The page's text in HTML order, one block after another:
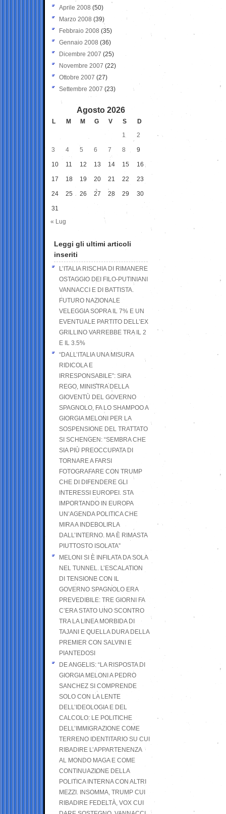
Aprile 2008 (50)
Marzo 2008 (39)
Febbraio 2008 (35)
Gennaio 2008 (36)
Dicembre 2007 (25)
Novembre 2007 (22)
Ottobre 2007 (27)
Settembre 2007 (23)
Agosto 2026
L M M G V S
D
1
2
3 4 5 6 7 8 9
10 11 12 13 14 15 16
17 18 19 20 21 22 23
24 25 26 27 28 29 30
31
« Lug
Leggi gli ultimi articoli
inseriti
L’ITALIA RISCHIA DI RIMANERE
OSTAGGIO DEI FILO-PUTINIANI
VANNACCI E DI BATTISTA.
FUTURO NAZIONALE
VELEGGIA SOPRA IL 7% E UN
EVENTUALE PARTITO DELL’EX
GRILLINO VARREBBE TRA IL 2
E IL 3.5%
“DALL’ITALIA UNA MISURA
RIDICOLA E
IRRESPONSABILE”: SIRA
REGO, MINISTRA DELLA
GIOVENTÙ DEL GOVERNO
SPAGNOLO, FA LO SHAMPOO A
GIORGIA MELONI PER LA
SOSPENSIONE DEL TRATTATO
SI SCHENGEN: “SEMBRA CHE
SIA PIÙ PREOCCUPATA DI
TORNARE A FARSI
FOTOGRAFARE CON TRUMP
CHE DI DIFENDERE GLI
INTERESSI EUROPEI. STA
IMPORTANDO IN EUROPA
UN’AGENDA POLITICA CHE
MIRA A INDEBOLIRLA
DALL’INTERNO. MA È RIMASTA
PIUTTOSTO ISOLATA”
MELONI SI È INFILATA DA SOLA
NEL TUNNEL. L’ESCALATION
DI TENSIONE CON IL
GOVERNO SPAGNOLO ERA
PREVEDIBILE: TRE GIORNI FA
C’ERA STATO UNO SCONTRO
TRA LA LINEA MORBIDA DI
TAJANI E QUELLA DURA DELLA
PREMIER CON SALVINI E
PIANTEDOSI
DE ANGELIS: “LA RISPOSTA DI
GIORGIA MELONI A PEDRO
SANCHEZ SI COMPRENDE
SOLO CON LA LENTE
DELL’IDEOLOGIA E DEL
CALCOLO: LE POLITICHE
DELL’IMMIGRAZIONE COME
TERRENO IDENTITARIO SU CUI
RIBADIRE L’APPARTENENZA
AL MONDO MAGA E COME
CONTINUAZIONE DELLA
POLITICA INTERNA CON ALTRI
MEZZI. INSOMMA, TRUMP CUI
RIBADIRE FEDELTÀ, VOX CUI